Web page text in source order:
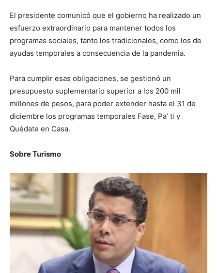
El presidente comunicó que el gobierno ha realizado un
esfuerzo extraordinario para mantener todos los
programas sociales, tanto los tradicionales, como los de
ayudas temporales a consecuencia de la pandemia.
Para cumplir esas obligaciones, se gestionó un
presupuesto suplementario superior a los 200 mil
millones de pesos, para poder extender hasta el 31 de
diciembre los programas temporales Fase, Pa’ ti y
Quédate en Casa.
Sobre Turismo